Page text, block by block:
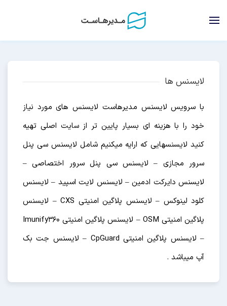
لایسنس ها
با سرویس لایسنس مدیرهاست لایسنس های مورد نیاز
خود را با هزینه ای بسیار پایین تر از سایت اصلی تهیه
کنید لایسنسهایی که ارایه میکنیم شامل لایسنس سی پنل
سرور مجازی – لایسنس سی پنل سرور اختصاصی –
لایسنس دایرکت ادمین – لایسنس لایت اسپید – لایسنس
کلود لینوکس – لایسنس پلاگین امنیتی CXS – لایسنس
پلاگین امنیتی OSM – لایسنس پلاگین امنیتی Imunify360
– لایسنس پلاگین امنیتی CpGuard – لایسنس جت بک
آپ میباشد .